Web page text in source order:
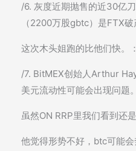
/6. 灰度近期抛售的近30亿
（2200万股gbtc）是FTX破
这次木头姐跑的比他们快。：
/7. BitMEX创始人Arthur
美元流动性可能会出现问题。
虽然ON RRP里我们看到还
他觉得形势不好，btc可能